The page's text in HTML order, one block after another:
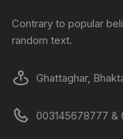
Contrary to popular
random text.
Ghattaghar,
003145678777 &